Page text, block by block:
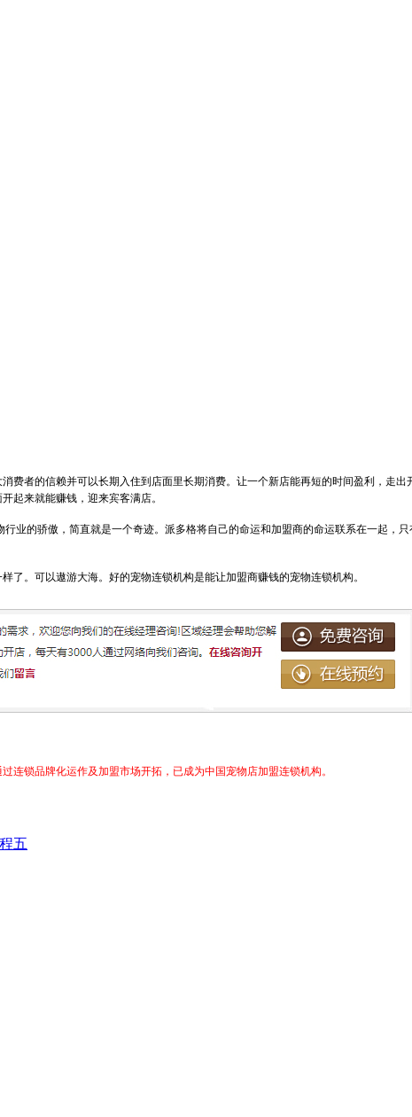
费者的信赖并可以长期入住到店面里长期消费。让一个新店能再短的时间盈利，走
起来就能赚钱，迎来宾客满店。
业的骄傲，简直就是一个奇迹。派多格将自己的命运和加盟商的命运联系在一起，
了。可以遨游大海。好的宠物连锁机构是能让加盟商赚钱的宠物连锁机构。
连锁品牌化运作及加盟市场开拓，已成为中国宠物店加盟连锁机构。
五